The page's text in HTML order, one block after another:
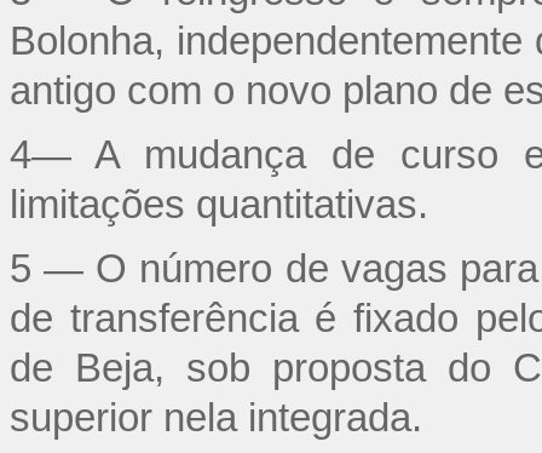
Bolonha,
antigo com o novo plano de
4— A mudança de curso
limitações quantitativas.
5 — O número de vagas
de transferência é fixado
de Beja, sob proposta do
superior nela integrada.